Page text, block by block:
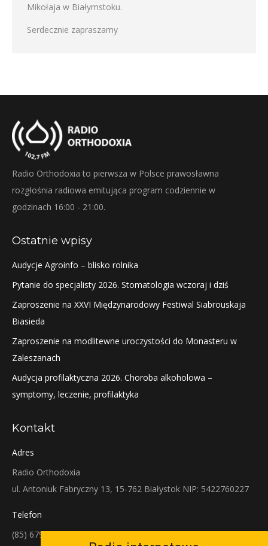
Mikołaja w Białymstoku.
Serdecznie zapraszamy
Radio Orthodoxia to pierwsza w Polsce prawosławna
rozgłośnia radiowa emitująca program codziennie w
godzinach 16:00 - 21:00.
Ostatnie wpisy
Audycje Agroinfo – blisko rolnika
Pytanie do specjalisty 2026. Stomatologia wczoraj i dziś
Zaproszenie na XXVI Międzynarodowy Festiwal Siabrouskaja
Biasieda
Zaproszenie na modlitewne uroczystości do Monasteru w
Zaleszanach
Audycja profilaktyczna 2026. Choroba alkoholowa –
symptomy, leczenie, profilaktyka
Kontakt
Adres
Radio Orthodoxia
ul. Antoniuk Fabryczny 13, 15-762 Białystok NIP: 5422760227
Telefon
(85) 679-38-38